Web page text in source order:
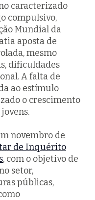
caracterizado
compulsivo,
Mundial da
aposta de
mesmo
dificuldades
A falta de
ao estímulo
o crescimento
novembro de
de Inquérito
, com o objetivo de
setor,
públicas,